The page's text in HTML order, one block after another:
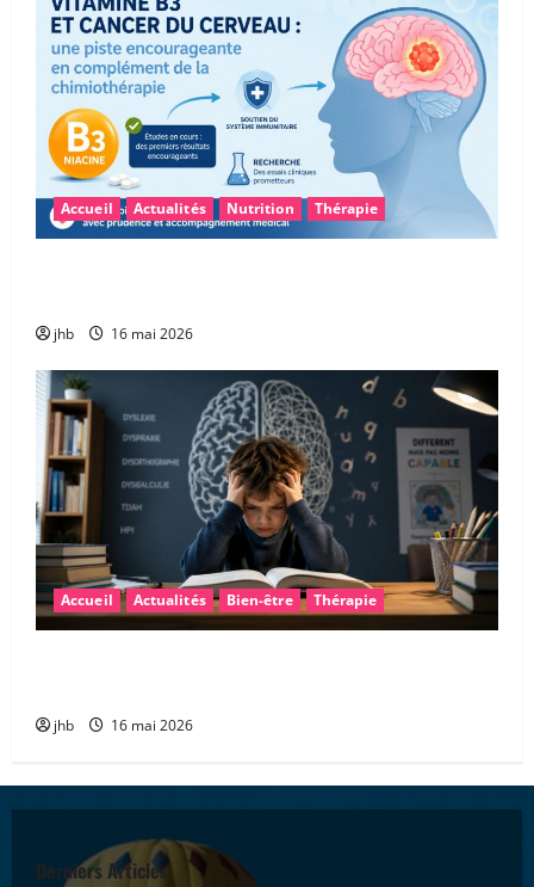
Accueil Actualités Nutrition Thérapie
jhb 16 mai 2026
Accueil Actualités Bien-être Thérapie
jhb 16 mai 2026
Derniers Articles